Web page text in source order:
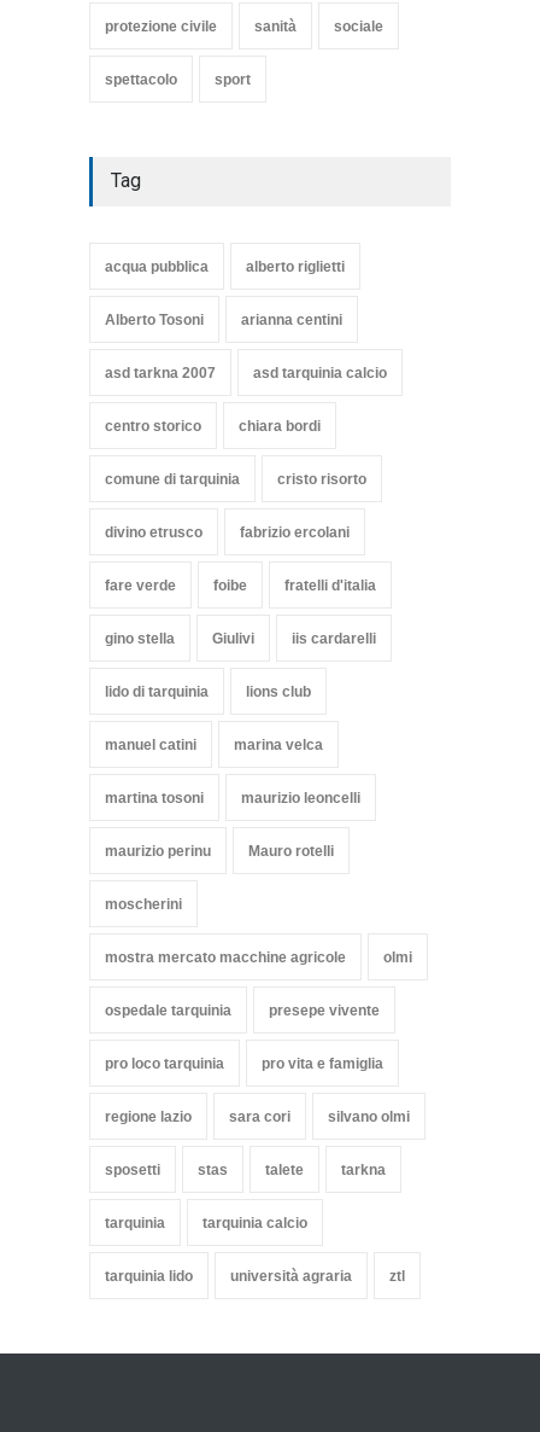
protezione civile sanità sociale
spettacolo sport
Tag
acqua pubblica alberto riglietti
Alberto Tosoni arianna centini
asd tarkna 2007 asd tarquinia calcio
centro storico chiara bordi
comune di tarquinia cristo risorto
divino etrusco fabrizio ercolani
fare verde foibe fratelli d'italia
gino stella Giulivi iis cardarelli
lido di tarquinia lions club
manuel catini marina velca
martina tosoni maurizio leoncelli
maurizio perinu Mauro rotelli
moscherini
mostra mercato macchine agricole olmi
ospedale tarquinia presepe vivente
pro loco tarquinia pro vita e famiglia
regione lazio sara cori silvano olmi
sposetti stas talete tarkna
tarquinia tarquinia calcio
tarquinia lido università agraria ztl